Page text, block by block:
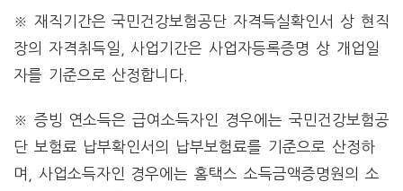
※ 재직기간은 국민건강보험공단 자격득실확인서 상 현직
장의 자격취득일, 사업기간은 사업자등록증명 상 개업일
자를 기준으로 산정합니다.
※ 증빙 연소득은 급여소득자인 경우에는 국민건강보험공
단 보험료 납부확인서의 납부보험료를 기준으로 산정하
며, 사업소득자인 경우에는 홈택스 소득금액증명원의 소